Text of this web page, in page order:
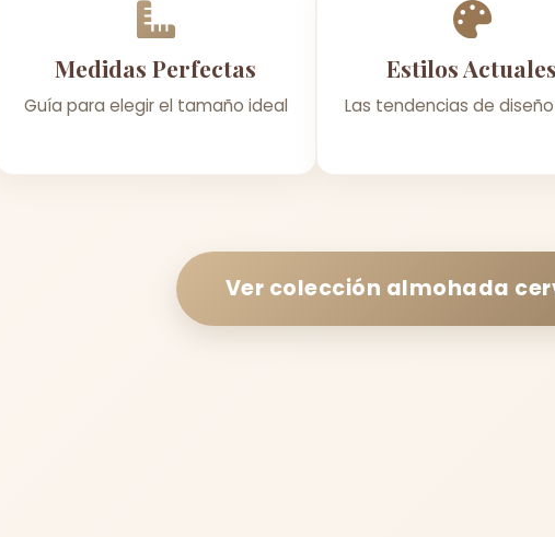
Medidas Perfectas
Guía para elegir el tamaño ideal
Estilos Actuales
Las tendencias de
Ver colección almohada